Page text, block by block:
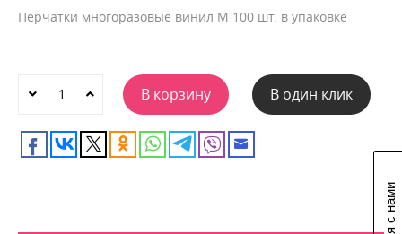
Перчатки многоразовые винил M 100 шт. в упаковке
В корзину В один клик